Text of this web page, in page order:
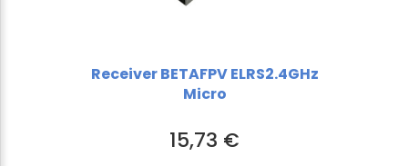
Receiver BETAFPV ELRS2.4GHz
Micro
15,73 €